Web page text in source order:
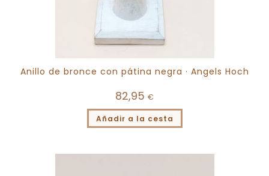
Anillo de bronce con pátina negra · Angels Hoch
82,95 €
Añadir a la cesta